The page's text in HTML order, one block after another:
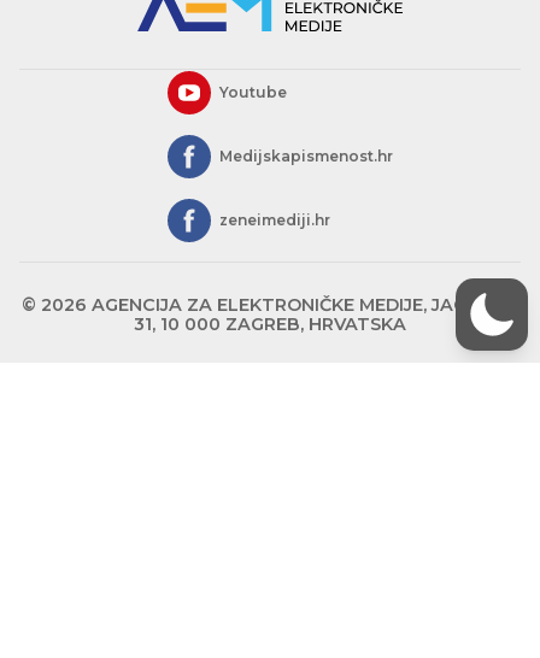
Youtube
Medijskapismenost.hr
zeneimediji.hr
© 2026 AGENCIJA ZA ELEKTRONIČKE MEDIJE, JAGIĆEVA
31, 10 000 ZAGREB, HRVATSKA